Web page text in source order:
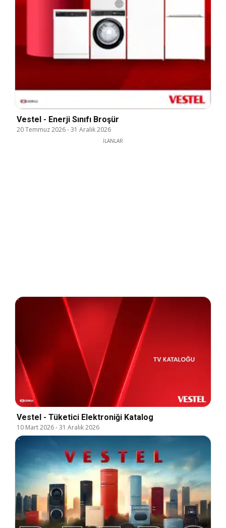
Vestel - Enerji Sınıfı Broşür
20 Temmuz 2026-31 Aralık 2026
İLANLAR
Vestel - Tüketici Elektroniği Katalog
10 Mart 2026-31 Aralık 2026